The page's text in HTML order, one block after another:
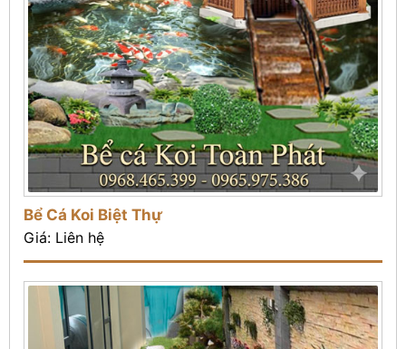
Bể Cá Koi Biệt Thự
Giá: Liên hệ